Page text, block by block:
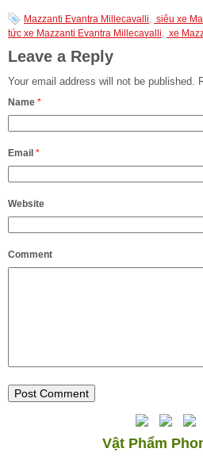
Mazzanti Evantra Millecavalli, siêu xe
tức xe Mazzanti Evantra Millecavalli, xe
Leave a Reply
Your email address will not be published.
Name *
Email *
Website
Comment
Vật Phẩm